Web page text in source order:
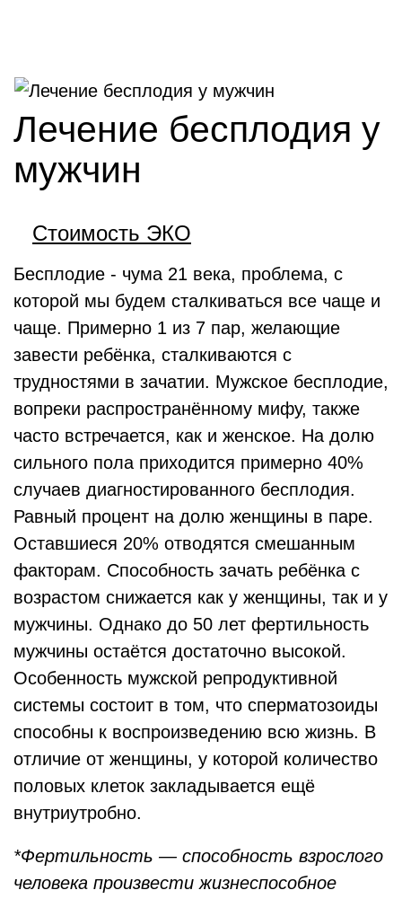
Лечение бесплодия у
мужчин
Стоимость ЭКО
Бесплодие - чума 21 века, проблема, с
которой мы будем сталкиваться все чаще и
чаще. Примерно 1 из 7 пар, желающие
завести ребёнка, сталкиваются с
трудностями в зачатии. Мужское бесплодие,
вопреки распространённому мифу, также
часто встречается, как и женское. На долю
сильного пола приходится примерно 40%
случаев диагностированного бесплодия.
Равный процент на долю женщины в паре.
Оставшиеся 20% отводятся смешанным
факторам. Способность зачать ребёнка с
возрастом снижается как у женщины, так и у
мужчины. Однако до 50 лет фертильность
мужчины остаётся достаточно высокой.
Особенность мужской репродуктивной
системы состоит в том, что сперматозоиды
способны к воспроизведению всю жизнь. В
отличие от женщины, у которой количество
половых клеток закладывается ещё
внутриутробно.
*Фертильность — способность взрослого
человека произвести жизнеспособное